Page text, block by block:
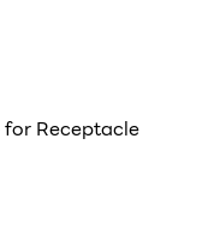
for Receptacle